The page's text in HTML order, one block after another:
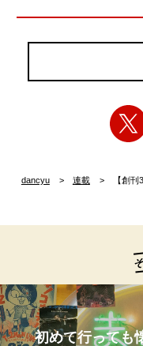
dancyu 連載 【創
初めて行っても